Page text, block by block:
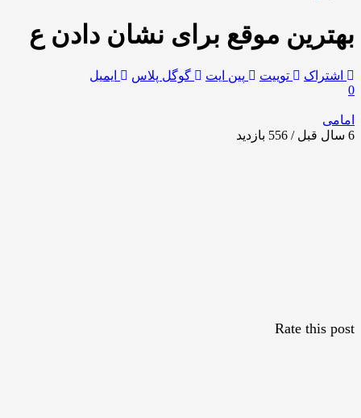
بهترین موقع برای نشان دادن ع
اشتراک توییت پین ایت گوگل‌ پلاس
ایمیل
0
امامی
6 سال قبل / 556
بازدید
Rate this post